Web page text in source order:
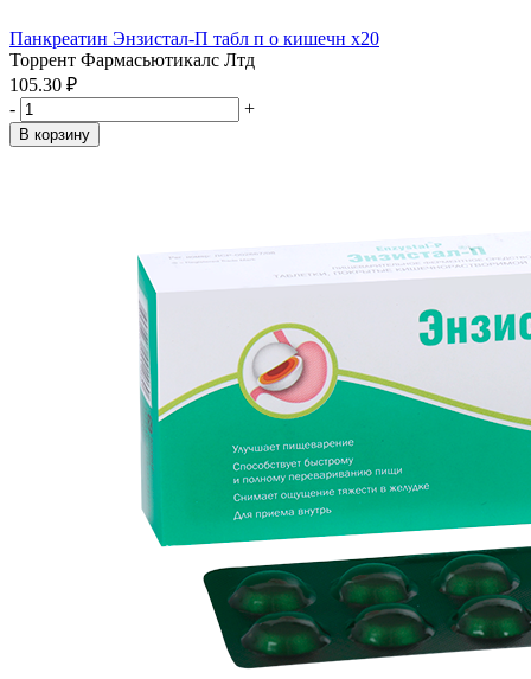
Панкреатин Энзистал-П табл п о кишечн x20
Торрент Фармасьютикалс Лтд
105.30 ₽
-
+
В корзину